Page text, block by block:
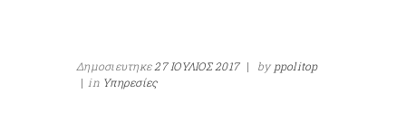
Δημοσιευτηκε27 ΙΟΥΛΙΟΣ 2017 | by ppolitop
| in Υπηρεσίες